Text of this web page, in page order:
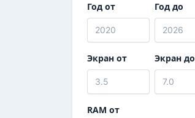
Год от Год до
Экран от Экран до
RAM от